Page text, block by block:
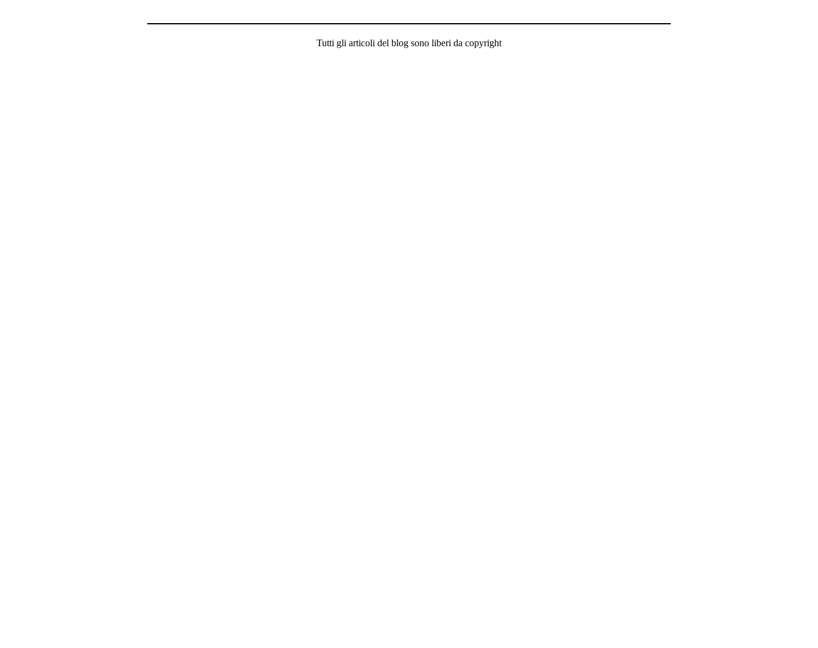
Tutti gli articoli del blog sono liberi da copyright